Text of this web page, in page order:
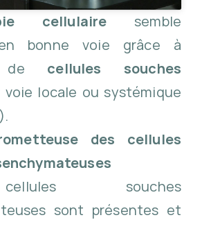
cellulaire semble
bonne voie grâce à
de cellules souches
locale ou systémique
des cellules
souches
sont présentes et